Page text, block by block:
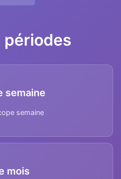
périodes
semaine
semaine
mois